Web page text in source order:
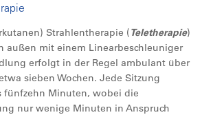
Strahlentherapie (Teletherapie)
außen mit einem Linearbeschleuniger
erfolgt in der Regel ambulant über
sieben Wochen. Jede Sitzung
fünfzehn Minuten, wobei die
nur wenige Minuten in Anspruch